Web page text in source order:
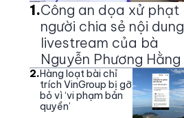
1.Công an dọa xử phạt
người chia sẻ nội dung
livestream của bà
Nguyễn Phương Hằng
2.Hàng loạt bài chỉ
trích VinGroup bị gỡ
bỏ vì ‘vi phạm bản
quyền’